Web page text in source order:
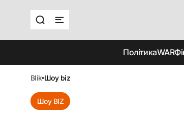
ПолітикаWAR
blik шоу biz
Шоу BIZ